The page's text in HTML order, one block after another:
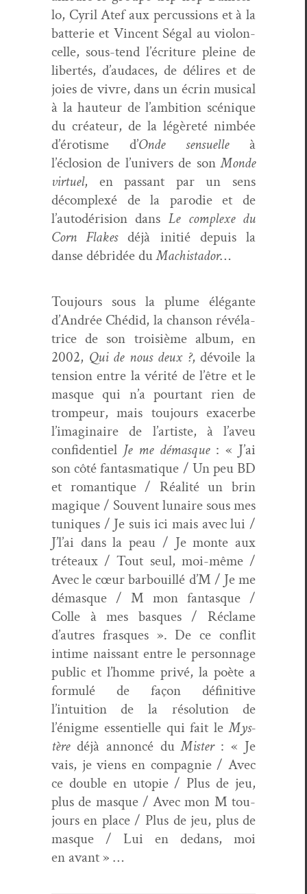
lo, Cyril Atef aux per­cus­sions et à la
bat­terie et Vin­cent Ségal au vio­lon­
celle, sous-tend l’écriture pleine de
lib­ertés, d’audaces, de délires et de
joies de vivre, dans un écrin musi­cal
à la hau­teur de l’ambition scénique
du créa­teur, de la légèreté nim­bée
d’érotisme d’Onde sen­suelleà
l’éclosion de l’univers de sonMonde
virtuel, en pas­sant par un sens
décom­plexé de la par­o­die et de
l’autodérision dans Le com­plexe du
Corn Flakesdéjà ini­tié depuis la
danse débridée duMachis­ta­dor…
Tou­jours sous la plume élé­gante
d’Andrée Ché­did, la chan­son révéla­
trice de son troisième album, en
2002, Qui de nous deux ?, dévoile la
ten­sion entre la vérité de l’être et le
masque qui n’a pour­tant rien de
trompeur, mais tou­jours exac­erbe
l’imaginaire de l’artiste, à l’aveu
con­fi­den­tiel Je me démasque : « J’ai
son côté fan­tas­ma­tique / Un peu BD
et roman­tique / Réal­ité un brin
mag­ique / Sou­vent lunaire sous mes
tuniques / Je suis ici mais avec lui /
J’l’ai dans la peau / Je monte aux
tréteaux / Tout seul, moi-même /
Avec le cœur bar­bouil­lé d’M / Je me
démasque / M mon fan­tasque /
Colle à mes basques / Réclame
d’autres frasques ». De ce con­flit
intime nais­sant entre le per­son­nage
pub­lic et l’homme privé, la poète a
for­mulé de façon défini­tive
l’intuition de la réso­lu­tion de
l’énigme essen­tielle qui fait leMys­
tèredéjà annon­cé duMis­ter : « Je
vais, je viens en com­pag­nie / Avec
ce dou­ble en utopie / Plus de jeu,
plus de masque / Avec mon M tou­
jours en place / Plus de jeu, plus de
masque / Lui en dedans, moi
en avant » …